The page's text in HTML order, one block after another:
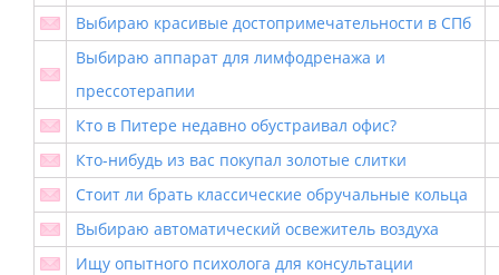
Выбираю красивые достопримечательности в СПб
Выбираю аппарат для лимфодренажа и
прессотерапии
Кто в Питере недавно обустраивал офис?
Кто-нибудь из вас покупал золотые слитки
Стоит ли брать классические обручальные кольца
Выбираю автоматический освежитель воздуха
Ищу опытного психолога для консультации